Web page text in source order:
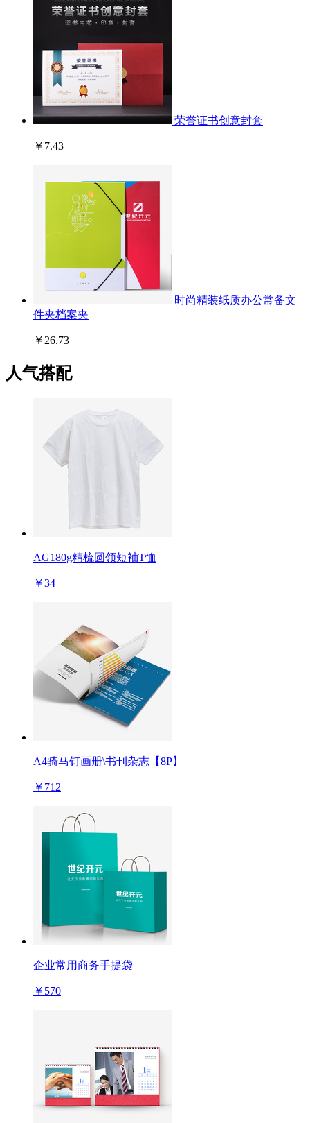
荣誉证书创意封套
￥7.43
时尚精装纸质办公常备文
件夹档案夹
￥26.73
人气搭配
AG180g精梳圆领短袖T恤
￥34
A4骑马钉画册\书刊杂志【8P】
￥712
企业常用商务手提袋
￥570